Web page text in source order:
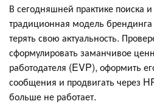
В сегодняшней практике поиска
традиционная модель брендинга
терять свою актуальность.
сформулировать заманчивое
работодателя (EVP), оформить
сообщения и продвигать через
больше не работает.